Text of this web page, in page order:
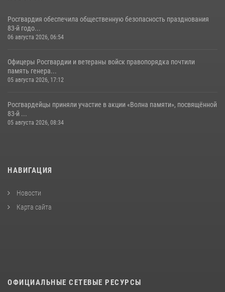
Росгвардия обеспечила общественную безопасность празднования
83-й годо...
06 августа 2026, 06:54
Офицеры Росгвардии и ветераны войск правопорядка почтили
память генера...
05 августа 2026, 17:12
Росгвардейцы приняли участие в акции «Волна памяти», посвящённой
83‑й ...
05 августа 2026, 08:34
НАВИГАЦИЯ
Новости
Карта сайта
ОФИЦИАЛЬНЫЕ СЕТЕВЫЕ РЕСУРСЫ